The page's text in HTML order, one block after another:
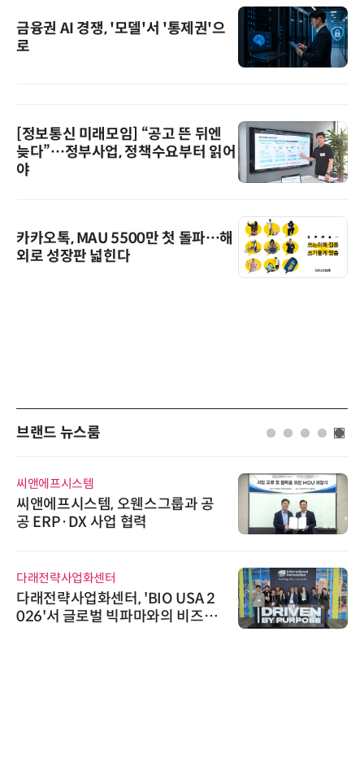
금융권 AI 경쟁, '모델'서 '통제권'으
로
[정보통신 미래모임] “공고 뜬 뒤엔
늦다”…정부사업, 정책수요부터 읽어
야
카카오톡, MAU 5500만 첫 돌파…해
외로 성장판 넓힌다
브랜드 뉴스룸
씨앤에프시스템
씨앤에프시스템, 오웬스그룹과 공
공 ERP·DX 사업 협력
다래전략사업화센터
다래전략사업화센터, 'BIO USA 2
026'서 글로벌 빅파마와의 비즈니